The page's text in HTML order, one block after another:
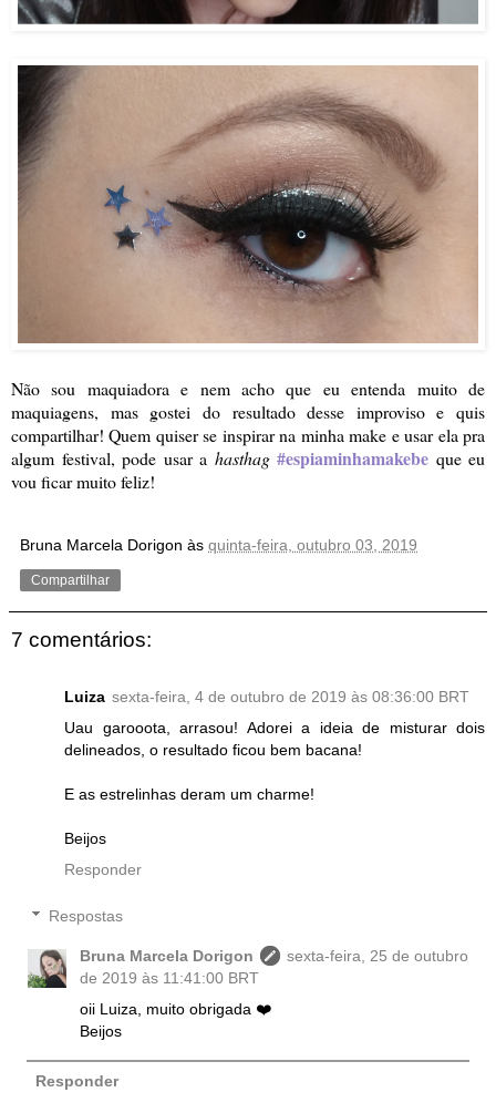
Não sou maquiadora e nem acho que eu entenda muito de
maquiagens, mas gostei do resultado desse improviso e quis
compartilhar! Quem quiser se inspirar na minha make e usar ela pra
algum festival, pode usar a hasthag #espiaminhamakebe que eu
vou ficar muito feliz!
Bruna Marcela Dorigon às quinta-feira, outubro 03, 2019
Compartilhar
7 comentários:
Luiza sexta-feira, 4 de outubro de 2019 às 08:36:00 BRT
Uau garooota, arrasou! Adorei a ideia de misturar dois
delineados, o resultado ficou bem bacana!
E as estrelinhas deram um charme!
Beijos
Responder
Respostas
Bruna Marcela Dorigon
sexta-feira, 25 de outubro
de 2019 às 11:41:00 BRT
oii Luiza, muito obrigada ❤️
Beijos
Responder